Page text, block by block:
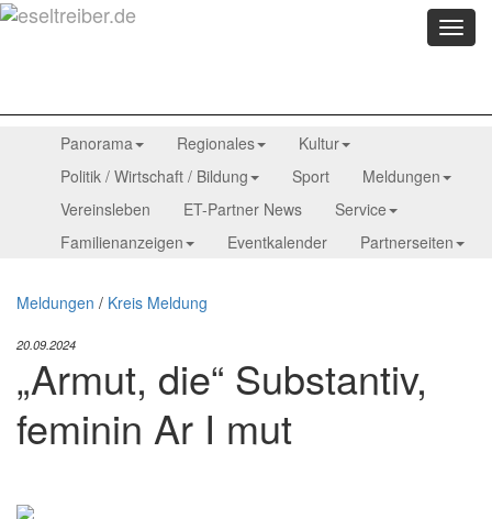
Menü
Panorama Regionales
Kultur
Politik / Wirtschaft / Bildung
Sport
Meldungen
Vereinsleben
ET-Partner News
Service
Familienanzeigen
Eventkalender Partnerseiten
Meldungen / Kreis Meldung
20.09.2024
„Armut, die“ Substantiv,
feminin Ar I mut